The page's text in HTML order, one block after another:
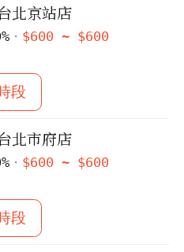
北京站店
% $600 ~ $600
段
北市府店
% $600 ~ $600
段